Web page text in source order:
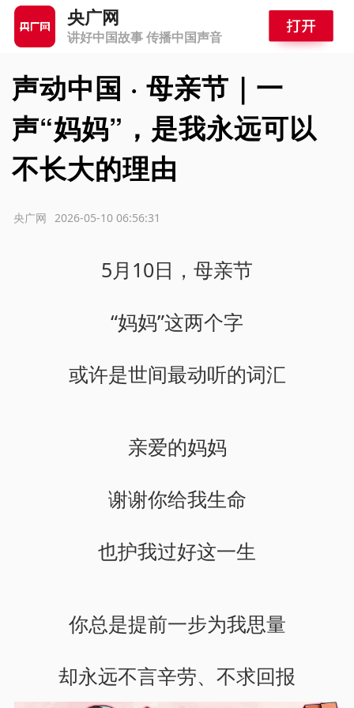
央广网
讲好中国故事 传播中国声音
声动中国 · 母亲节｜一
声“妈妈”，是我永远可以
不长大的理由
2026-05-10 06:56:31
央广网
5月10日，母亲节
“妈妈”这两个字
或许是世间最动听的词汇
亲爱的妈妈
谢谢你给我生命
也护我过好这一生
你总是提前一步为我思量
却永远不言辛劳、不求回报